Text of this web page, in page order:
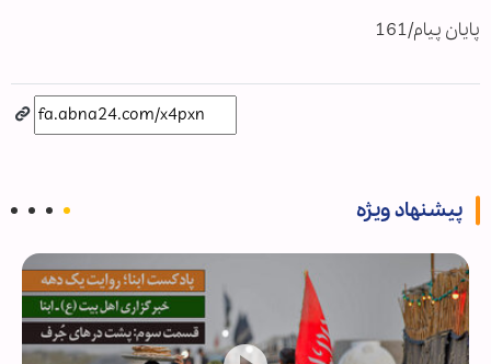
پایان پیام/161
پیشنهاد ویژه